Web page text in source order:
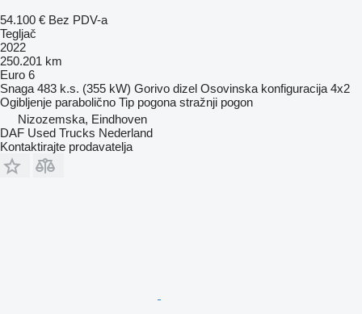
54.100 € Bez PDV-a
Tegljač
2022
250.201 km
Euro 6
Snaga 483 k.s. (355 kW) Gorivo dizel Osovinska konfiguracija 4x2
Ogibljenje parabolično Tip pogona stražnji pogon
Nizozemska, Eindhoven
DAF Used Trucks Nederland
Kontaktirajte prodavatelja